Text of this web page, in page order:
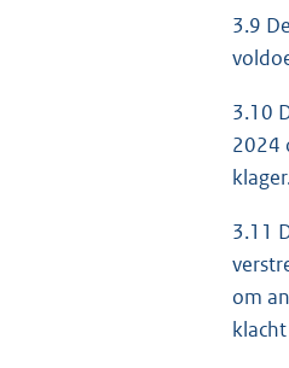
3.9
3.10
2024
3.11
om